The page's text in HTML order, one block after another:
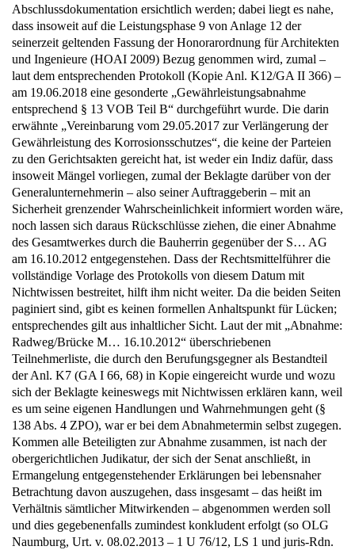
Abschlussdokumentation ersichtlich werden; dabei liegt es nahe,
dass insoweit auf die Leistungsphase 9 von Anlage 12 der
seinerzeit geltenden Fassung der Honorarordnung für Architekten
und Ingenieure (HOAI 2009) Bezug genommen wird, zumal –
laut dem entsprechenden Protokoll (Kopie Anl. K12/GA II 366) –
am 19.06.2018 eine gesonderte „Gewährleistungsabnahme
entsprechend § 13 VOB Teil B“ durchgeführt wurde. Die darin
erwähnte „Vereinbarung vom 29.05.2017 zur Verlängerung der
Gewährleistung des Korrosionsschutzes“, die keine der Parteien
zu den Gerichtsakten gereicht hat, ist weder ein Indiz dafür, dass
insoweit Mängel vorliegen, zumal der Beklagte darüber von der
Generalunternehmerin – also seiner Auftraggeberin – mit an
Sicherheit grenzender Wahrscheinlichkeit informiert worden wäre,
noch lassen sich daraus Rückschlüsse ziehen, die einer Abnahme
des Gesamtwerkes durch die Bauherrin gegenüber der S… AG
am 16.10.2012 entgegenstehen. Dass der Rechtsmittelführer die
vollständige Vorlage des Protokolls von diesem Datum mit
Nichtwissen bestreitet, hilft ihm nicht weiter. Da die beiden Seiten
paginiert sind, gibt es keinen formellen Anhaltspunkt für Lücken;
entsprechendes gilt aus inhaltlicher Sicht. Laut der mit „Abnahme:
Radweg/Brücke M… 16.10.2012“ überschriebenen
Teilnehmerliste, die durch den Berufungsgegner als Bestandteil
der Anl. K7 (GA I 66, 68) in Kopie eingereicht wurde und wozu
sich der Beklagte keineswegs mit Nichtwissen erklären kann, weil
es um seine eigenen Handlungen und Wahrnehmungen geht (§
138 Abs. 4 ZPO), war er bei dem Abnahmetermin selbst zugegen.
Kommen alle Beteiligten zur Abnahme zusammen, ist nach der
obergerichtlichen Judikatur, der sich der Senat anschließt, in
Ermangelung entgegenstehender Erklärungen bei lebensnaher
Betrachtung davon auszugehen, dass insgesamt – das heißt im
Verhältnis sämtlicher Mitwirkenden – abgenommen werden soll
und dies gegebenenfalls zumindest konkludent erfolgt (so OLG
Naumburg, Urt. v. 08.02.2013 – 1 U 76/12, LS 1 und juris-Rdn.